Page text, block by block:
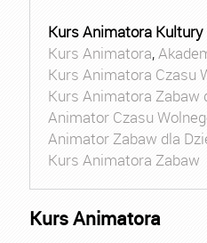
Kurs Animatora Kultury
Kurs Animatora,
Kurs Animatora Czasu
Kurs Animatora Zabaw
Animator Czasu
Animator Zabaw dla
Kurs Animatora Zabaw
Kurs Animatora